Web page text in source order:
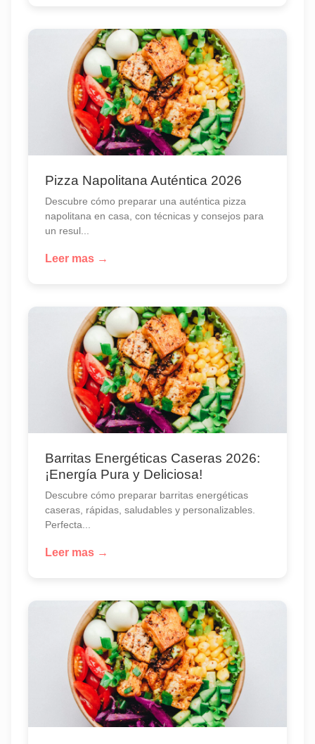
Pizza Napolitana Auténtica 2026
Descubre cómo preparar una auténtica pizza
napolitana en casa, con técnicas y consejos para
un resul...
Leer mas →
Barritas Energéticas Caseras 2026:
¡Energía Pura y Deliciosa!
Descubre cómo preparar barritas energéticas
caseras, rápidas, saludables y personalizables.
Perfecta...
Leer mas →